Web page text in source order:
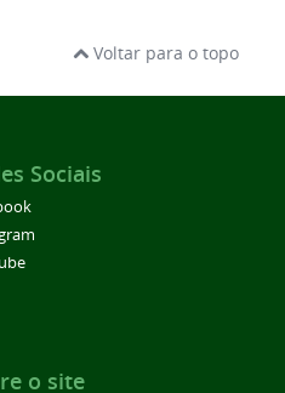
Voltar para o topo
Sociais
o site